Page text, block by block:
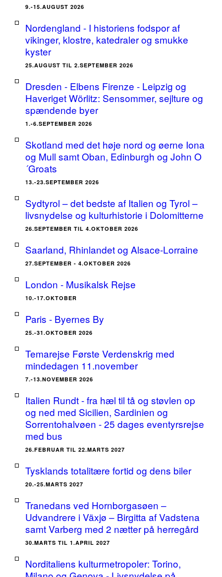
9.-15.AUGUST 2026
Nordengland - I historiens fodspor af
vikinger, klostre, katedraler og smukke
kyster
25.AUGUST TIL 2.SEPTEMBER 2026
Dresden - Elbens Firenze - Leipzig og
Haveriget Wörlitz: Sensommer, sejlture og
spændende byer
1.-6.SEPTEMBER 2026
Skotland med det høje nord og øerne Iona
og Mull samt Oban, Edinburgh og John O
´Groats
13.-23.SEPTEMBER 2026
Sydtyrol – det bedste af Italien og Tyrol –
livsnydelse og kulturhistorie i Dolomitterne
26.SEPTEMBER TIL 4.OKTOBER 2026
Saarland, Rhinlandet og Alsace-Lorraine
27.SEPTEMBER - 4.OKTOBER 2026
London - Musikalsk Rejse
10.-17.OKTOBER
Paris - Byernes By
25.-31.OKTOBER 2026
Temarejse Første Verdenskrig med
mindedagen 11.november
7.-13.NOVEMBER 2026
Italien Rundt - fra hæl til tå og støvlen op
og ned med Sicilien, Sardinien og
Sorrentohalvøen - 25 dages eventyrsrejse
med bus
26.FEBRUAR TIL 22.MARTS 2027
Tysklands totalitære fortid og dens biler
20.-25.MARTS 2027
Tranedans ved Hornborgasøen –
Udvandrere i Växjø – Birgitta af Vadstena
samt Varberg med 2 nætter på herregård
30.MARTS TIL 1.APRIL 2027
Norditaliens kulturmetropoler: Torino,